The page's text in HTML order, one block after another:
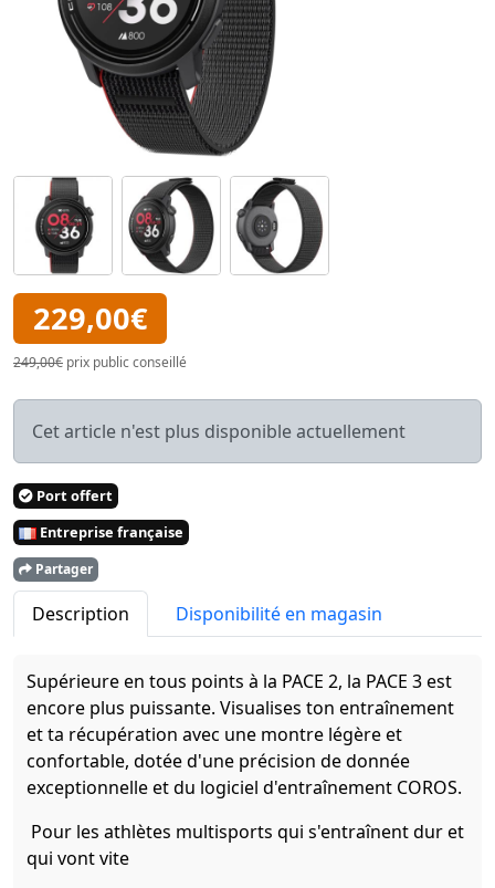
229,00€
249,00€ prix public conseillé
Cet article n'est plus disponible actuellement
Port offert
Entreprise française
Partager
Description Disponibilité en magasin
Supérieure en tous points à la PACE 2, la PACE 3 est
encore plus puissante. Visualises ton entraînement
et ta récupération avec une montre légère et
confortable, dotée d'une précision de donnée
exceptionnelle et du logiciel d'entraînement COROS.
Pour les athlètes multisports qui s'entraînent dur et
qui vont vite